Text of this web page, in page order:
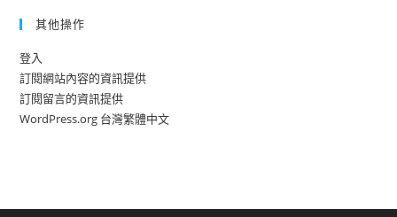
其他操作
登入
訂閱網站內容的資訊提供
訂閱留言的資訊提供
WordPress.org 台灣繁體中文